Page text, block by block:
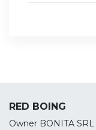
RED BOING
Owner BONITA SRL